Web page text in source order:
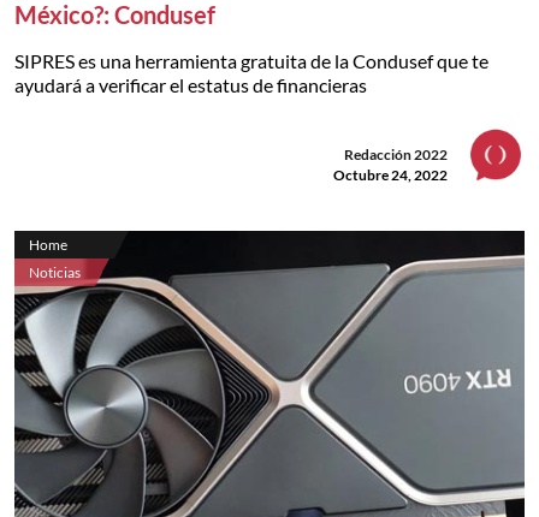
México?: Condusef
SIPRES es una herramienta gratuita de la Condusef que te
ayudará a verificar el estatus de financieras
Redacción 2022
Octubre 24, 2022
Home
Noticias